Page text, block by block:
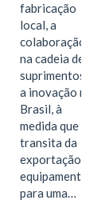
fabricação
local, a
colaboração
na cadeia de
suprimentos e
a inovação no
Brasil, à
medida que
transita da
exportação de
equipamentos
para uma…